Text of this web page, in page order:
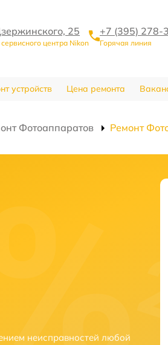
25
центра Nikon
+7 (395) 278-
Горячая линия
устройств Цена ремонта
Фотоаппаратов Ремонт
неисправностей любой